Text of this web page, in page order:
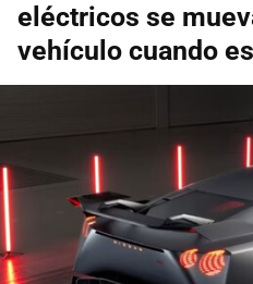
eléctricos se
vehículo cuando